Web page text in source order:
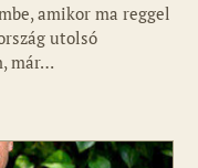
amikor ma reggel
utolsó
már…